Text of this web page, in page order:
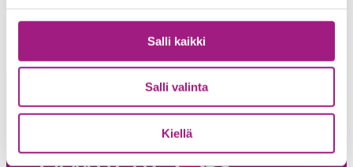
Salli kaikki
Salli valinta
Kiellä